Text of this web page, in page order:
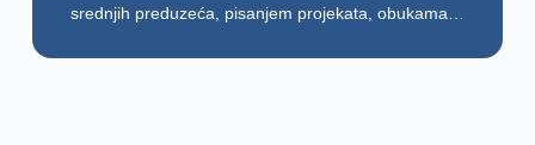
srednjih preduzeća, pisanjem projekata, obukama…